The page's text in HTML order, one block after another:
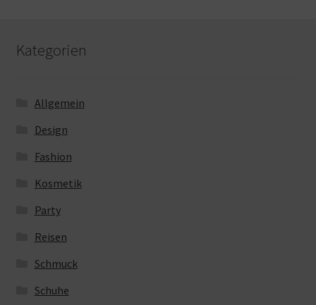
Kategorien
Allgemein
Design
Fashion
Kosmetik
Party
Reisen
Schmuck
Schuhe